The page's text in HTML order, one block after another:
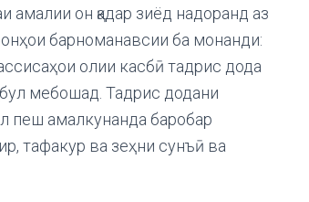
амалии он қадар зиёд надоранд аз
барноманавсии ба монанди:
олии касбӣ тадрис дода
мебошад. Тадрис додани
пеш амалкунанда баробар
тафакур ва зеҳни сунъӣ ва